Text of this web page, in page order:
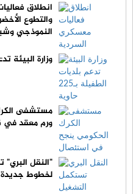
انطلاق
والتطوع
النموذجي
وزارة البيئة
مستشفى
ورم معقد في
"النقل
لخطوط